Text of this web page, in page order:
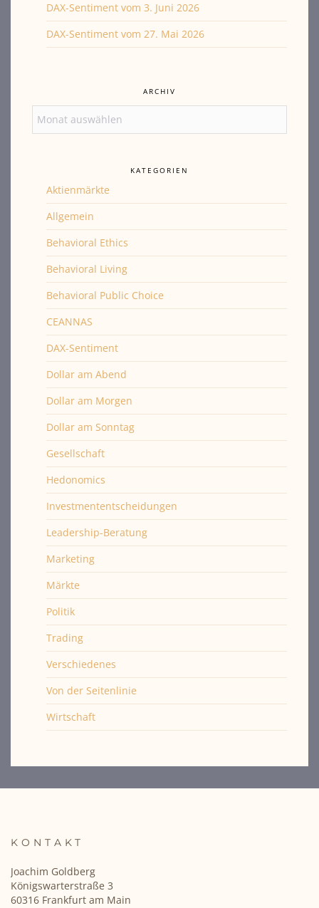
DAX-Sentiment vom 3. Juni 2026
DAX-Sentiment vom 27. Mai 2026
ARCHIV
KATEGORIEN
Aktienmärkte
Allgemein
Behavioral Ethics
Behavioral Living
Behavioral Public Choice
CEANNAS
DAX-Sentiment
Dollar am Abend
Dollar am Morgen
Dollar am Sonntag
Gesellschaft
Hedonomics
Investmententscheidungen
Leadership-Beratung
Marketing
Märkte
Politik
Trading
Verschiedenes
Von der Seitenlinie
Wirtschaft
KONTAKT
Joachim Goldberg
Königswarterstraße 3
60316 Frankfurt am Main